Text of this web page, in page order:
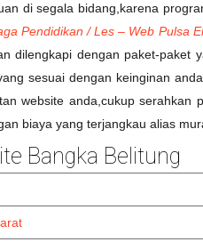
di segala bidang,karena
Pendidikan / Les – Web Pulsa
dilengkapi dengan paket-paket
sesuai dengan keinginan
website anda,cukup serahkan
biaya yang terjangkau alias
Bangka Belitung